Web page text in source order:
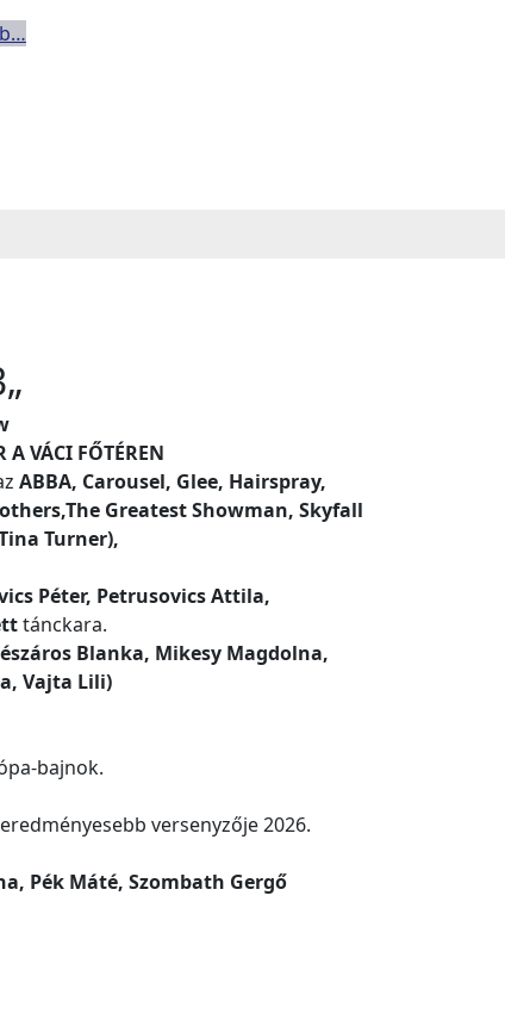
„
VÁCI FŐTÉREN
ABBA, Carousel, Glee, Hairspray,
Greatest Showman, Skyfall
Turner),
Péter, Petrusovics Attila,
tánckara.
Blanka, Mikesy Magdolna,
Vajta Lili)
bajnok.
versenyzője 2026.
Pék Máté, Szombath Gergő